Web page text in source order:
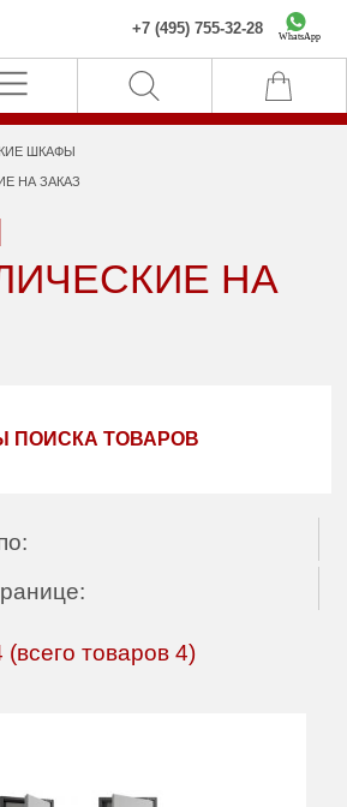
+7 (495) 755-32-28 WhatsApp
ШКАФЫ
НА ЗАКАЗ
НА
ПОИСКА ТОВАРОВ
(всего товаров 4)